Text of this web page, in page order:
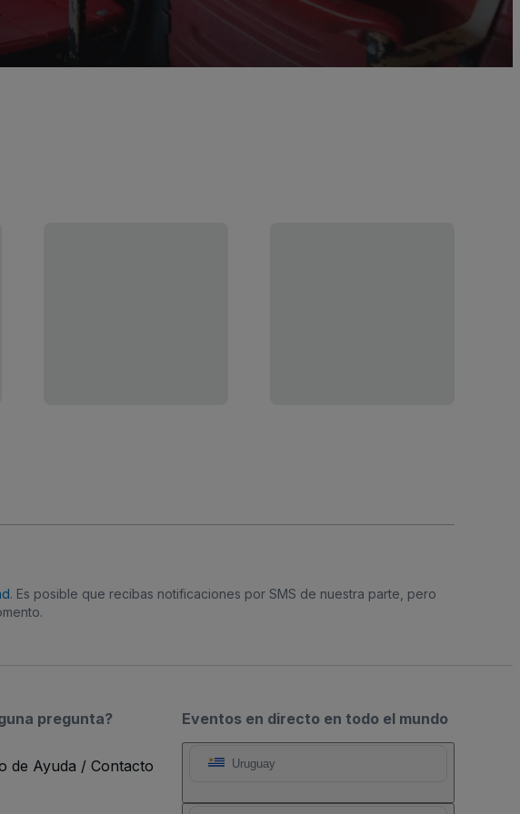
. Es posible que recibas notificaciones por SMS de nuestra parte, pero
Eventos en directo en todo el mundo
Uruguay
pregunta?
de Ayuda / Contacto